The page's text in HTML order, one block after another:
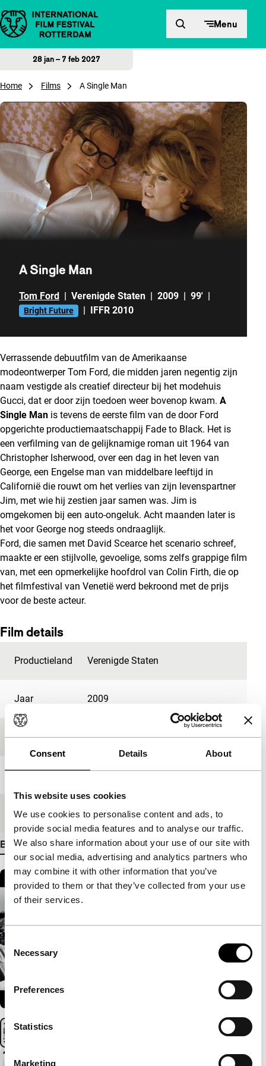
Consent Details About
This website uses cookies
We use cookies to personalise content and ads, to
provide social media features and to analyse our traffic.
We also share information about your use of our site with
our social media, advertising and analytics partners who
may combine it with other information that you’ve
provided to them or that they’ve collected from your use
of their services.
Consent
Selection
Necessary
Preferences
Statistics
Marketing
Direct naar inhoud Menu
28 jan – 7 feb 2027
Home Films A Single Man
A Single Man
Tom Ford | Verenigde Staten | 2009 | 99' |
Bright Future | IFFR 2010
Verrassende debuutfilm van de Amerikaanse
modeontwerper Tom Ford, die midden jaren negentig zijn
naam vestigde als creatief directeur bij het modehuis
Gucci, dat er door zijn toedoen weer bovenop kwam. A
Single Man is tevens de eerste film van de door Ford
opgerichte productiemaatschappij Fade to Black. Het is
een verfilming van de gelijknamige roman uit 1964 van
Christopher Isherwood, over een dag in het leven van
George, een Engelse man van middelbare leeftijd in
Californië die rouwt om het verlies van zijn levenspartner
Jim, met wie hij zestien jaar samen was. Jim is
omgekomen bij een auto-ongeluk. Acht maanden later is
het voor George nog steeds ondraaglijk.
Ford, die samen met David Scearce het scenario schreef,
maakte er een stijlvolle, gevoelige, soms zelfs grappige film
van, met een opmerkelijke hoofdrol van Colin Firth, die op
het filmfestival van Venetië werd bekroond met de prijs
voor de beste acteur.
Film details
Productieland Verenigde Staten
Jaar 2009
Festivaleditie IFFR 2010
Lengte 99'
Medium/Formaat35mm
Bekijk meer details